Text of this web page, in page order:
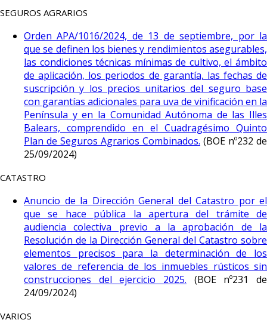
SEGUROS AGRARIOS
Orden APA/1016/2024, de 13 de septiembre, por la
que se definen los bienes y rendimientos asegurables,
las condiciones técnicas mínimas de cultivo, el ámbito
de aplicación, los periodos de garantía, las fechas de
suscripción y los precios unitarios del seguro base
con garantías adicionales para uva de vinificación en la
Península y en la Comunidad Autónoma de las Illes
Balears, comprendido en el Cuadragésimo Quinto
Plan de Seguros Agrarios Combinados. (BOE nº232 de
25/09/2024)
CATASTRO
Anuncio de la Dirección General del Catastro por el
que se hace pública la apertura del trámite de
audiencia colectiva previo a la aprobación de la
Resolución de la Dirección General del Catastro sobre
elementos precisos para la determinación de los
valores de referencia de los inmuebles rústicos sin
construcciones del ejercicio 2025. (BOE nº231 de
24/09/2024)
VARIOS